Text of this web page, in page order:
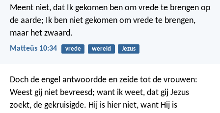
Meent niet, dat Ik gekomen ben om vrede te brengen op
de aarde; Ik ben niet gekomen om vrede te brengen,
maar het zwaard.
Matteüs 10:34 vrede wereld Jezus
Doch de engel antwoordde en zeide tot de vrouwen:
Weest gij niet bevreesd; want ik weet, dat gij Jezus
zoekt, de gekruisigde. Hij is hier niet, want Hij is